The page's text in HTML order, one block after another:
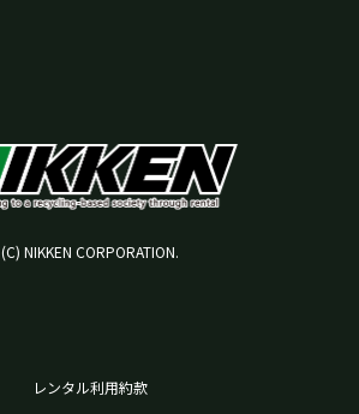
(C) NIKKEN CORPORATION.
レンタル利用約款